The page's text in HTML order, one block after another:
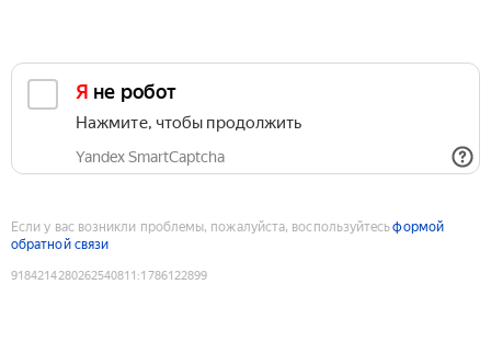
Я не робот
Нажмите, чтобы продолжить
Yandex SmartCaptcha
Если у вас возникли проблемы, пожалуйста, воспользуйтесьформой
обратной связи
9184214280262540811 :1786122899